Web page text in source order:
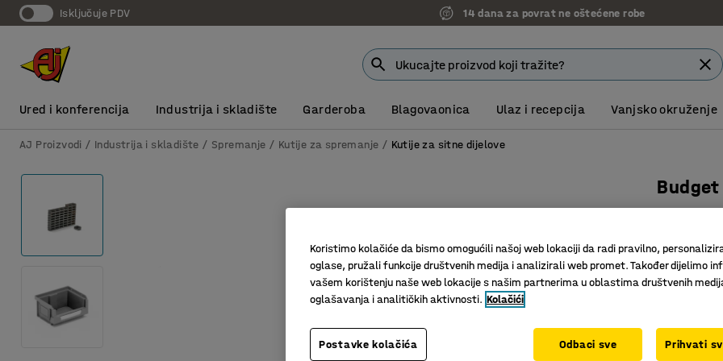
Isključuje PDV 14 dana za povrat ne oštećene robe
Ured i konferencija Industrija i skladište Garderoba Blagovaonica Ulaz i recepcija Vanjsko okruženje
AJ Proizvodi Industrija i skladište Spremanje Kutije za spremanje Kutije za sitne dijelove
Složive
Boja kutija:
Koristimo kolačiće da bismo omogućili našoj web lokaciji da radi pravilno,
oglase, pružali funkcije društvenih medija i analizirali web promet. Također dijelimo
vašem korištenju naše web lokacije s našim partnerima u oblastima društvenih
oglašavanja i analitičkih aktivnosti. Kolačići
Postavke kolačića Odbaci sve Prihvati